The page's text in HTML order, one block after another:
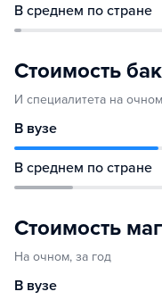
В среднем по стране
Стоимость
И специалитета на
В вузе
В среднем по стране
Стоимость
На очном, за год
В вузе